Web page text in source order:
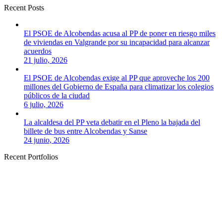
Recent Posts
El PSOE de Alcobendas acusa al PP de poner en riesgo miles
de viviendas en Valgrande por su incapacidad para alcanzar
acuerdos
21 julio, 2026
El PSOE de Alcobendas exige al PP que aproveche los 200
millones del Gobierno de España para climatizar los colegios
públicos de la ciudad
6 julio, 2026
La alcaldesa del PP veta debatir en el Pleno la bajada del
billete de bus entre Alcobendas y Sanse
24 junio, 2026
Recent Portfolios